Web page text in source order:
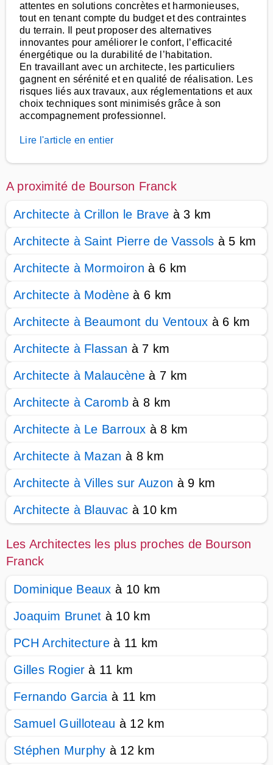
attentes en solutions concrètes et harmonieuses,
tout en tenant compte du budget et des contraintes
du terrain. Il peut proposer des alternatives
innovantes pour améliorer le confort, l’efficacité
énergétique ou la durabilité de l’habitation.
En travaillant avec un architecte, les particuliers
gagnent en sérénité et en qualité de réalisation. Les
risques liés aux travaux, aux réglementations et aux
choix techniques sont minimisés grâce à son
accompagnement professionnel.
Lire l'article en entier
A proximité de Bourson Franck
Architecte à Crillon le Brave à 3 km
Architecte à Saint Pierre de Vassols à 5 km
Architecte à Mormoiron à 6 km
Architecte à Modène à 6 km
Architecte à Beaumont du Ventoux à 6 km
Architecte à Flassan à 7 km
Architecte à Malaucène à 7 km
Architecte à Caromb à 8 km
Architecte à Le Barroux à 8 km
Architecte à Mazan à 8 km
Architecte à Villes sur Auzon à 9 km
Architecte à Blauvac à 10 km
Les Architectes les plus proches de Bourson
Franck
Dominique Beaux à 10 km
Joaquim Brunet à 10 km
PCH Architecture à 11 km
Gilles Rogier à 11 km
Fernando Garcia à 11 km
Samuel Guilloteau à 12 km
Stéphen Murphy à 12 km